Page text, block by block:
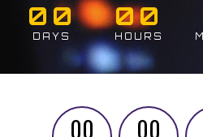
00
DAYS
00
HOURS
00 00